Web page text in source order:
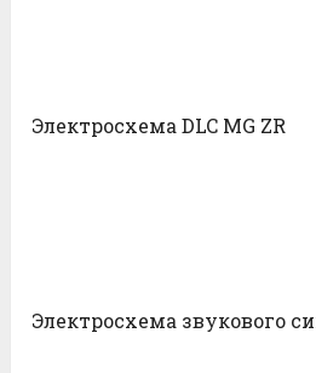
Электросхема DLC MG ZR
Электросхема звукового